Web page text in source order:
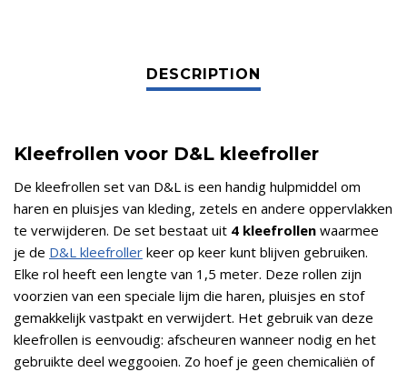
Kleefrollen voor D&L kleefroller
De kleefrollen set van D&L is een handig hulpmiddel om
haren en pluisjes van kleding, zetels en andere oppervlakken
te verwijderen. De set bestaat uit 4 kleefrollen waarmee
je de D&L kleefroller keer op keer kunt blijven gebruiken.
Elke rol heeft een lengte van 1,5 meter. Deze rollen zijn
voorzien van een speciale lijm die haren, pluisjes en stof
gemakkelijk vastpakt en verwijdert. Het gebruik van deze
kleefrollen is eenvoudig: afscheuren wanneer nodig en het
gebruikte deel weggooien. Zo hoef je geen chemicaliën of